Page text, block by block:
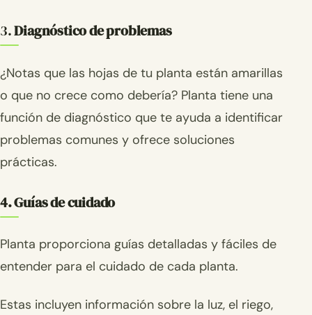
3.Diagnóstico de problemas
¿Notas que las hojas de tu planta están amarillas
o que no crece como debería? Planta tiene una
función de diagnóstico que te ayuda a identificar
problemas comunes y ofrece soluciones
prácticas.
4. Guías de cuidado
Planta proporciona guías detalladas y fáciles de
entender para el cuidado de cada planta.
Estas incluyen información sobre la luz, el riego,